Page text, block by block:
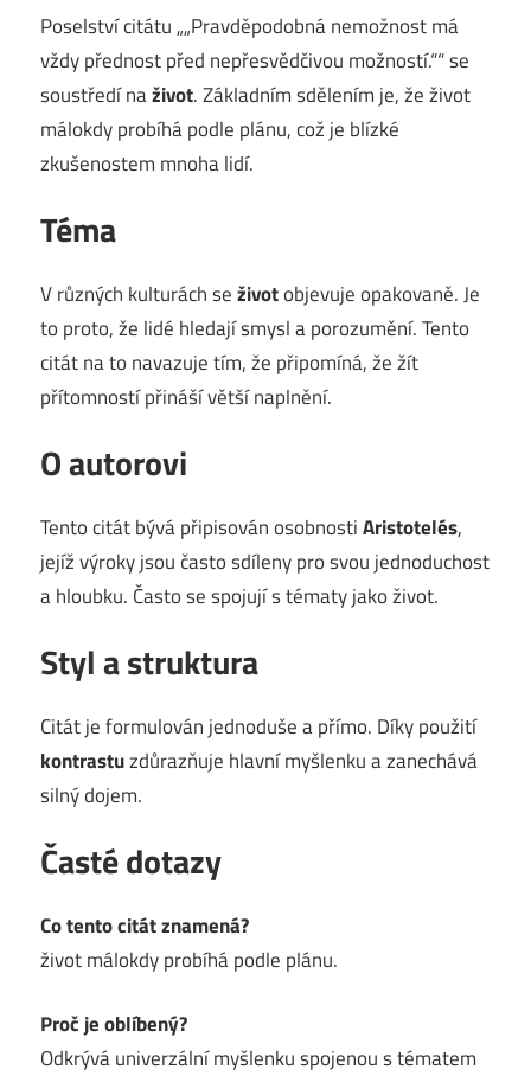
Poselství citátu „„Pravděpodobná nemožnost má
vždy přednost před nepřesvědčivou možností.““ se
soustředí naživot. Základním sdělením je, že život
málokdy probíhá podle plánu, což je blízké
zkušenostem mnoha lidí.
Téma
V různých kulturách seživotobjevuje opakovaně. Je
to proto, že lidé hledají smysl a porozumění. Tento
citát na to navazuje tím, že připomíná, že žít
přítomností přináší větší naplnění.
O autorovi
Tento citát bývá připisován osobnostiAristotelés,
jejíž výroky jsou často sdíleny pro svou jednoduchost
a hloubku. Často se spojují s tématy jako život.
Styl a struktura
Citát je formulován jednoduše a přímo. Díky použití
kontrastuzdůrazňuje hlavní myšlenku a zanechává
silný dojem.
Časté dotazy
Co tento citát znamená?
život málokdy probíhá podle plánu.
Proč je oblíbený?
Odkrývá univerzální myšlenku spojenou s tématem